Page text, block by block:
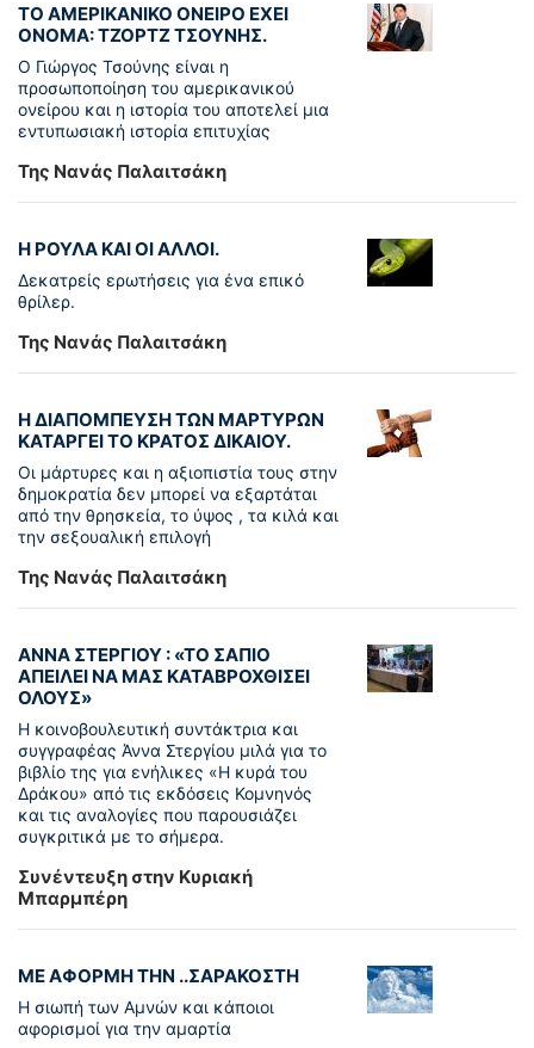
ΤΟ ΑΜΕΡΙΚΑΝΙΚΟ ΟΝΕΙΡΟ ΕΧΕΙ
ΟΝΟΜΑ: ΤΖΟΡΤΖ ΤΣΟΥΝΗΣ.
Ο Γιώργος Τσούνης είναι η
προσωποποίηση του αμερικανικού
ονείρου και η ιστορία του αποτελεί μια
εντυπωσιακή ιστορία επιτυχίας
Της Νανάς Παλαιτσάκη
Η ΡΟΥΛΑ ΚΑΙ ΟΙ ΑΛΛΟΙ.
Δεκατρείς ερωτήσεις για ένα επικό
θρίλερ.
Της Νανάς Παλαιτσάκη
Η ΔΙΑΠΟΜΠΕΥΣΗ ΤΩΝ ΜΑΡΤΥΡΩΝ
ΚΑΤΑΡΓΕΙ ΤΟ ΚΡΑΤΟΣ ΔΙΚΑΙΟΥ.
Οι μάρτυρες και η αξιοπιστία τους στην
δημοκρατία δεν μπορεί να εξαρτάται
από την θρησκεία, το ύψος , τα κιλά και
την σεξουαλική επιλογή
Της Νανάς Παλαιτσάκη
ΑΝΝΑ ΣΤΕΡΓΙΟΥ : «ΤΟ ΣΑΠΙΟ
ΑΠΕΙΛΕΙ ΝΑ ΜΑΣ ΚΑΤΑΒΡΟΧΘΙΣΕΙ
ΟΛΟΥΣ»
Η κοινοβουλευτική συντάκτρια και
συγγραφέας Άννα Στεργίου μιλά για το
βιβλίο της για ενήλικες «Η κυρά του
Δράκου» από τις εκδόσεις Κομνηνός
και τις αναλογίες που παρουσιάζει
συγκριτικά με το σήμερα.
Συνέντευξη στην Κυριακή
Μπαρμπέρη
ΜΕ ΑΦΟΡΜΗ ΤΗΝ ..ΣΑΡΑΚΟΣΤΗ
Η σιωπή των Αμνών και κάποιοι
αφορισμοί για την αμαρτία